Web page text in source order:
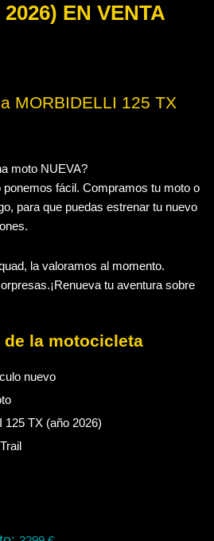
EN VENTA
MORBIDELLI 125 TX
moto NUEVA?
ponemos fácil. Compramos tu moto o
para que puedas estrenar tu nuevo
la valoramos al momento.
tu aventura sobre
la motocicleta
nuevo
TX (año 2026)
Trail